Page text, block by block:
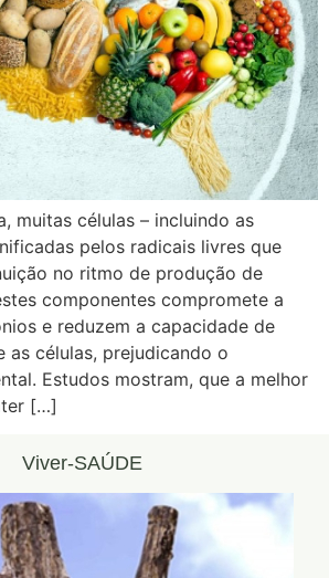
muitas células – incluindo as
pelos radicais livres que
no ritmo de produção de
componentes compromete a
e reduzem a capacidade de
as células, prejudicando o
Estudos mostram, que a melhor
[…]
Viver-SAÚDE